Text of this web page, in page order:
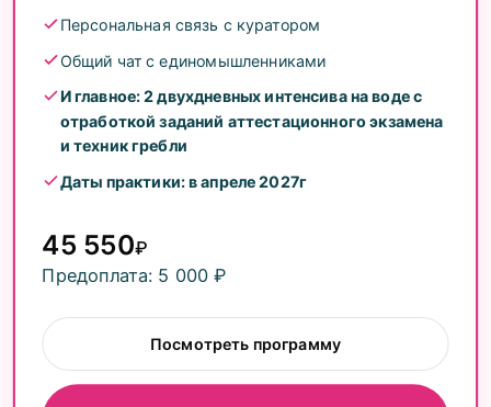
Персональная связь с куратором
Общий чат с единомышленниками
И главное: 2 двухдневных интенсива на воде с
отработкой заданий аттестационного экзамена
и техник гребли
Даты практики: в апреле 2027г
45 550₽
Предоплата: 5 000 ₽
Посмотреть программу